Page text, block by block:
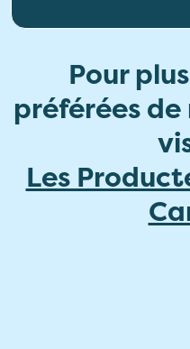
Pour
préférées
Les